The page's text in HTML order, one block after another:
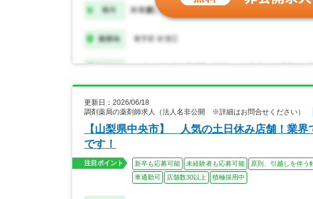
更新日：2026/06/18
調剤薬局の薬剤師求人（法人名非公開 ※詳細はお問合せください）
【山梨県中央市】 人気の土日休み店舗！業
です！
注目ポイント 新卒も応募可能 未経験者も応募可能 原則、引越しを伴う
車通勤可
店舗数30以上 積極採用中